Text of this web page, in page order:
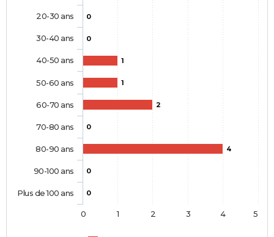
0
0
1
1
2
0
4
0
0
20-30 ans
30-40 ans
40-50 ans
50-60 ans
60-70 ans
70-80 ans
80-90 ans
90-100 ans
Plus de 100 ans
0 1 2 3 4 5